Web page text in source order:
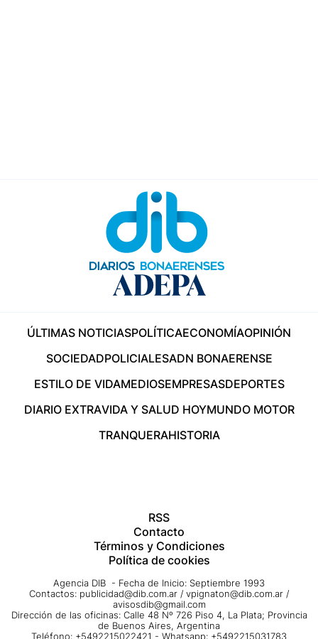
ÚLTIMAS NOTICIASPOLÍTICAECONOMÍAOPINIÓN
SOCIEDADPOLICIALESADN BONAERENSE
ESTILO DE VIDAMEDIOSEMPRESASDEPORTES
DIARIO EXTRAVIDA Y SALUD HOYMUNDO MOTOR
TRANQUERAHISTORIA
RSS
Contacto
Términos y Condiciones
Política de cookies
Agencia DIB - Fecha de Inicio: Septiembre 1993
Contactos: publicidad@dib.com.ar / vpignaton@dib.com.ar /
avisosdib@gmail.com
Dirección de las oficinas: Calle 48 Nº 726 Piso 4, La Plata; Provincia
de Buenos Aires, Argentina
Teléfono: +5492215022421 - Whatsapp: +5492215031783